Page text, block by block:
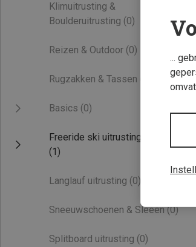
Klimuitrusting &
Boulderuitrusting (0)
Reizen & Outdoor (0)
Rugzakken & Tassen
Basics (0)
Freeride ski uitrusting
(1)
Langlauf uitrusting (0)
Sneeuwschoenen & Sleeën (0)
Splitboard uitrusting (0)
...